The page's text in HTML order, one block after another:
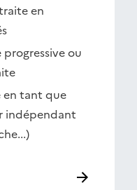
en
ou
en tant que
indépendant